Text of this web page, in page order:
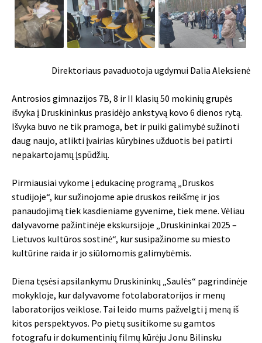
Direktoriaus pavaduotoja ugdymui Dalia Aleksienė
Antrosios gimnazijos 7B, 8 ir II klasių 50 mokinių grupės
išvyka į Druskininkus prasidėjo ankstyvą kovo 6 dienos rytą.
Išvyka buvo ne tik pramoga, bet ir puiki galimybė sužinoti
daug naujo, atlikti įvairias kūrybines užduotis bei patirti
nepakartojamų įspūdžių.
Pirmiausiai vykome į edukacinę programą „Druskos
studijoje“, kur sužinojome apie druskos reikšmę ir jos
panaudojimą tiek kasdieniame gyvenime, tiek mene. Vėliau
dalyvavome pažintinėje ekskursijoje „Druskininkai 2025 –
Lietuvos kultūros sostinė“, kur susipažinome su miesto
kultūrine raida ir jo siūlomomis galimybėmis.
Diena tęsėsi apsilankymu Druskininkų „Saulės“ pagrindinėje
mokykloje, kur dalyvavome fotolaboratorijos ir menų
laboratorijos veiklose. Tai leido mums pažvelgti į meną iš
kitos perspektyvos. Po pietų susitikome su gamtos
fotografu ir dokumentinių filmų kūrėju Jonu Bilinsku